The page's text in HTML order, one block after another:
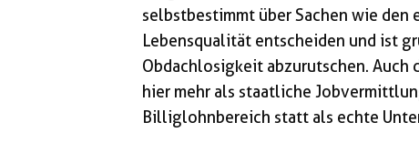
selbstbestimmt über Sachen wie den
Lebensqualität entscheiden und ist
Obdachlosigkeit abzurutschen. Auch
hier mehr als staatliche
Billiglohnbereich statt als echte